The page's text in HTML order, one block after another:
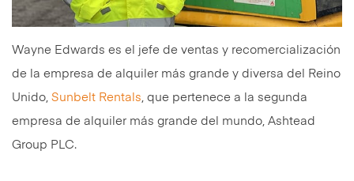
Wayne Edwards es el jefe de ventas y recomercialización
de la empresa de alquiler más grande y diversa del Reino
Unido, Sunbelt Rentals , que pertenece a la segunda
empresa de alquiler más grande del mundo, Ashtead
Group PLC.